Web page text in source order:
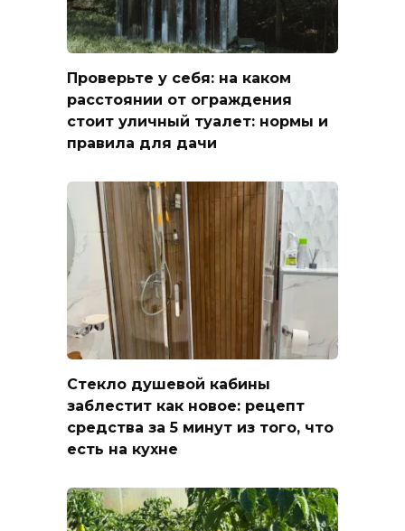
Проверьте у себя: на каком
расстоянии от ограждения
стоит уличный туалет: нормы и
правила для дачи
Стекло душевой кабины
заблестит как новое: рецепт
средства за 5 минут из того, что
есть на кухне